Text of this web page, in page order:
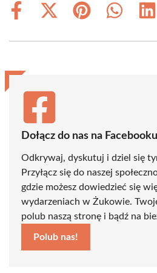
Share
Share
(Twitter)
Share
Share
Dołącz do nas na
Odkrywaj, dyskutuj i dziel się
Przyłącz się do naszej
gdzie możesz dowiedzieć się
wydarzeniach w Żukowie.
polub naszą stronę i bądź na
Polub nas!